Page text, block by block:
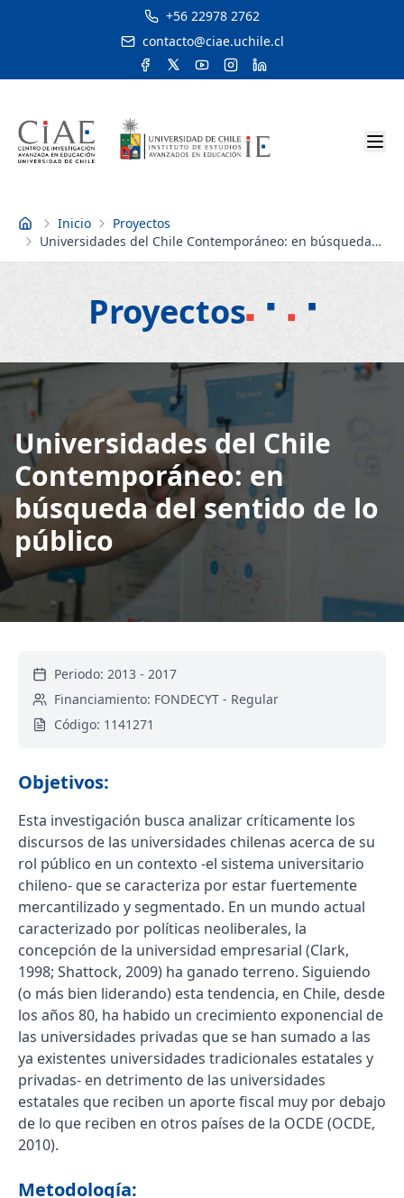
+56 22978 2762
contacto@ciae.uchile.cl
Inicio Inicio
Proyectos
Universidades del Chile Contemporáneo: en búsqueda
del sentido de lo público
Proyectos
Universidades del Chile
Contemporáneo: en
búsqueda del sentido de lo
público
Periodo: 2013 - 2017
Financiamiento: FONDECYT - Regular
Código: 1141271
Objetivos:
Esta investigación busca analizar críticamente los
discursos de las universidades chilenas acerca de su
rol público en un contexto -el sistema universitario
chileno- que se caracteriza por estar fuertemente
mercantilizado y segmentado. En un mundo actual
caracterizado por políticas neoliberales, la
concepción de la universidad empresarial (Clark,
1998; Shattock, 2009) ha ganado terreno. Siguiendo
(o más bien liderando) esta tendencia, en Chile, desde
los años 80, ha habido un crecimiento exponencial de
las universidades privadas que se han sumado a las
ya existentes universidades tradicionales estatales y
privadas- en detrimento de las universidades
estatales que reciben un aporte fiscal muy por debajo
de lo que reciben en otros países de la OCDE (OCDE,
2010).
Metodología: